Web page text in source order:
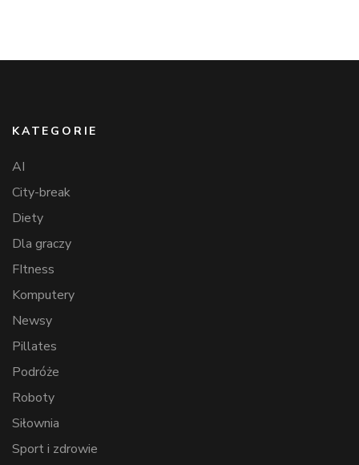
KATEGORIE
AI
City-break
Diety
Dla graczy
FItness
Komputery
Newsy
Pillates
Podróże
Roboty
Siłownia
Sport i zdrowie